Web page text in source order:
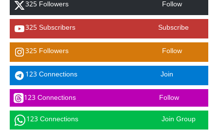
325 Followers Follow
325 Subscribers Subscribe
325 Followers Follow
123 Connections Join
123 Connections Follow
123 Connections Join Group